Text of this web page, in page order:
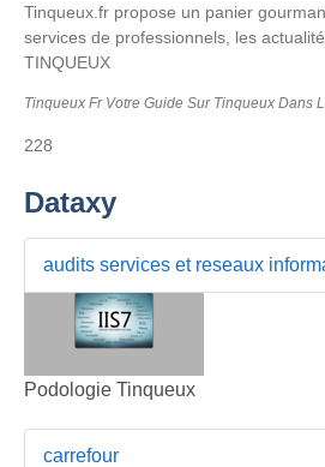
Tinqueux.fr propose un panier
services de professionnels, les
TINQUEUX
Tinqueux Fr Votre Guide Sur Tinqueux Dans
228
Dataxy
audits services et reseaux
Podologie Tinqueux
carrefour